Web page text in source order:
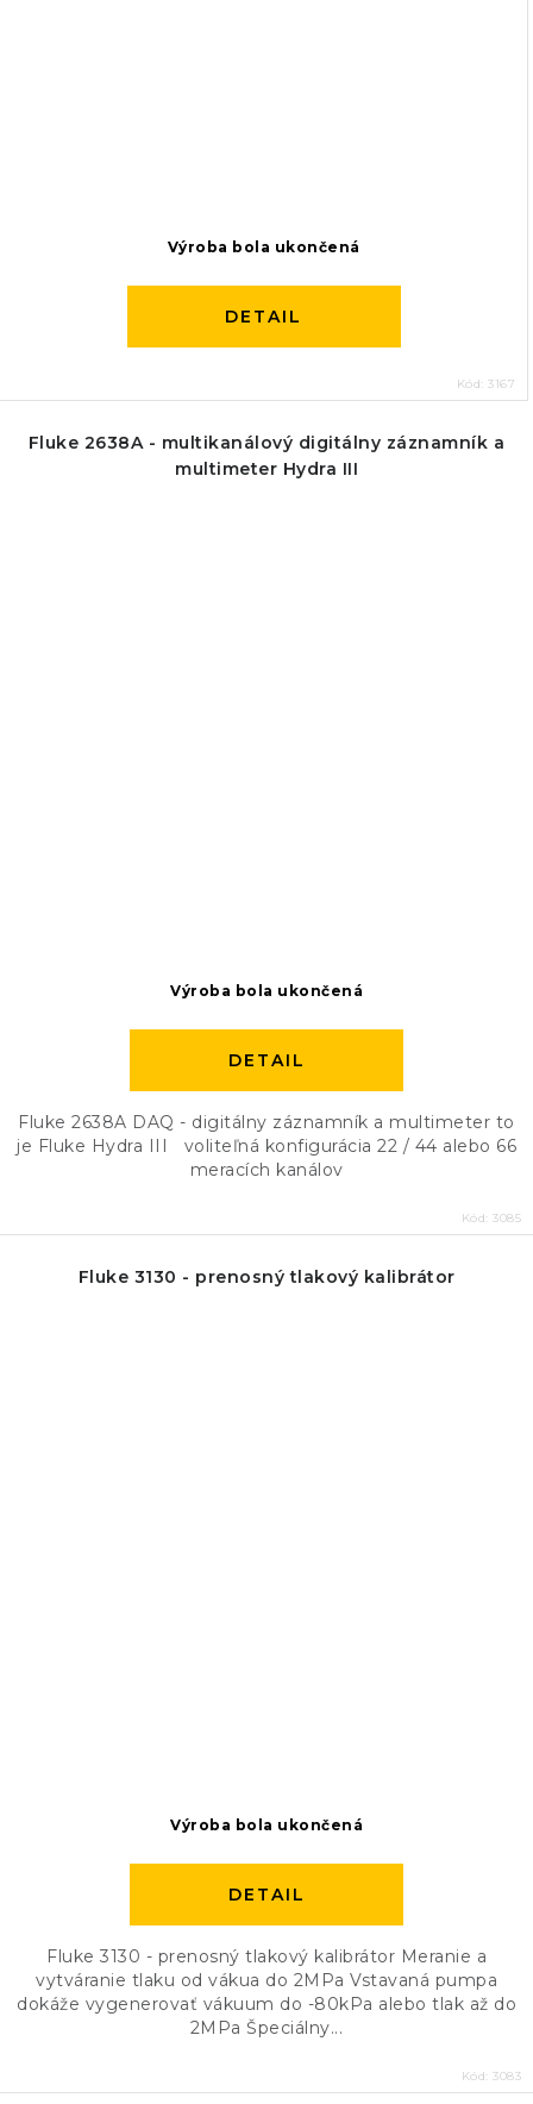
Výroba bola ukončená
DETAIL
Kód: 3167
Fluke 2638A - multikanálový digitálny záznamník a
multimeter Hydra III
Výroba bola ukončená
DETAIL
Fluke 2638A DAQ - digitálny záznamník a multimeter to
je Fluke Hydra III voliteľná konfigurácia 22 / 44 alebo 66
meracích kanálov
Kód: 3085
Fluke 3130 - prenosný tlakový kalibrátor
Výroba bola ukončená
DETAIL
Fluke 3130 - prenosný tlakový kalibrátor Meranie a
vytváranie tlaku od vákua do 2MPa Vstavaná pumpa
dokáže vygenerovať vákuum do -80kPa alebo tlak až do
2MPa Špeciálny...
Kód: 3083